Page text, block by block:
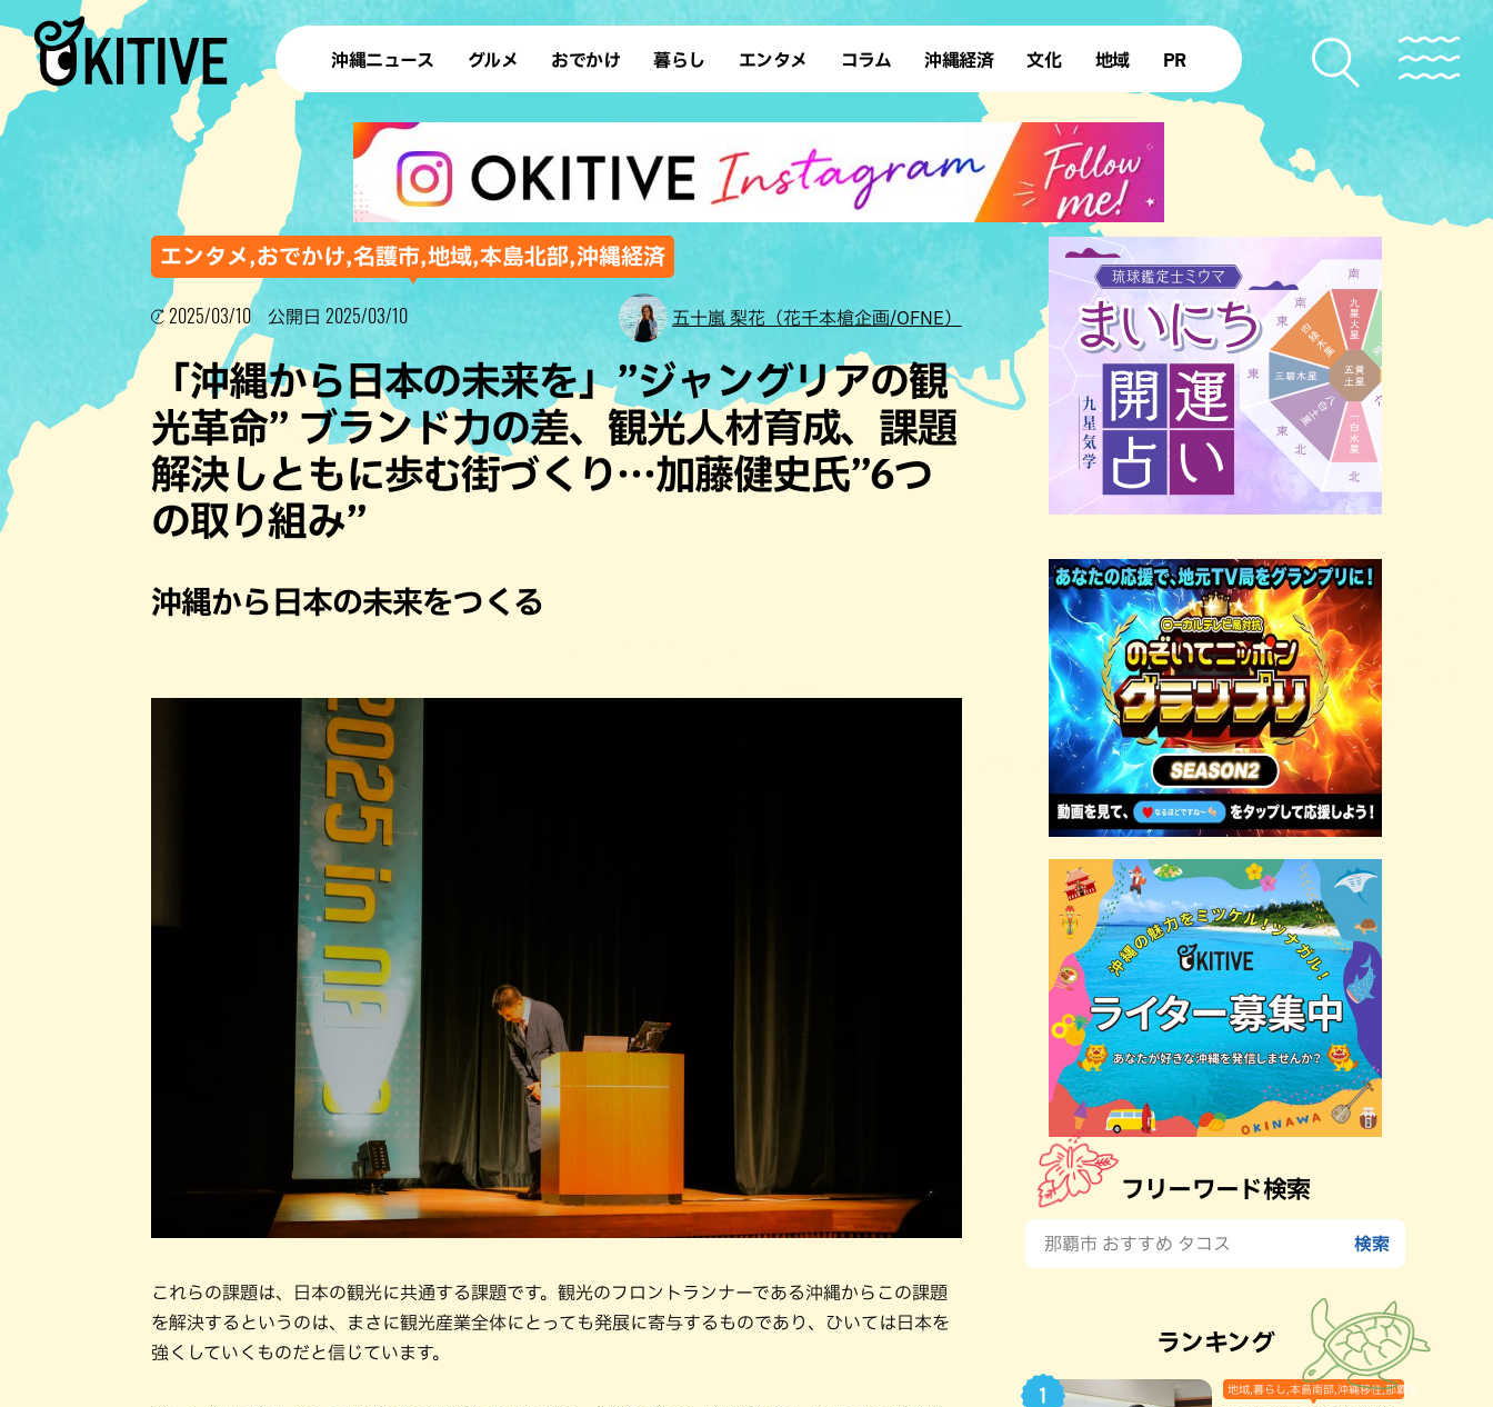
沖縄ニュース グルメ
ラーメン 沖縄そば
テイクアウト カフェ
すし・魚料理 和食・日本料理
沖縄料理 アジア・エスニック
イタリアン
フレンチ
ステーキ・焼肉 焼鳥・串料理
その他の肉料理 居酒屋・バー
ブッフェ・バイキング スイーツ
おでかけ
デート ドライブ
散歩 ソロ活
歴史
ショッピング
サウナ 公園
沖縄の海
暮らし
レシピ SDGs
ファッション ローカルニュース
沖縄移住 沖縄旧暦行事
エンタメ
スポーツ 占い
タレント・芸人 テレビ
コラム 沖縄経済 文化
復帰50年
地域
本島北部
本島南部 先島諸島
北部離島
PR
エンタメ,おでかけ,名護市,地域,本島北部,沖縄経済
2025/03/10 公開日 2025/03/10 五十嵐 梨花（花千本槍企画/OFNE）
「沖縄から日本の未来を」”ジャングリアの観
光革命” ブランド力の差、観光人材育成、課題
解決しともに歩む街づくり…加藤健史氏”6つ
の取り組み”
沖縄から日本の未来をつくる
これらの課題は、日本の観光に共通する課題です。観光のフロントランナーである沖縄からこの課題
を解決するというのは、まさに観光産業全体にとっても発展に寄与するものであり、ひいては日本を
強くしていくものだと信じています。
フリーワード検索
ランキング
地域,暮らし,本島南部,沖縄移住,那覇市